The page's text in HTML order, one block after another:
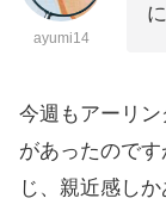
ayumi14
今週もアーリ
があったので
じ、親近感しか